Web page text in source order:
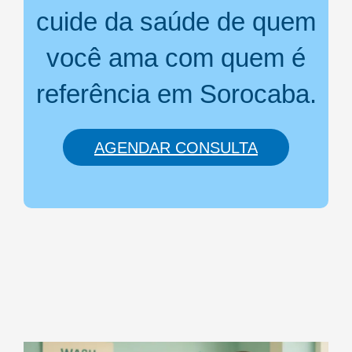
cuide da saúde de quem
você ama com quem é
referência em Sorocaba.
AGENDAR CONSULTA